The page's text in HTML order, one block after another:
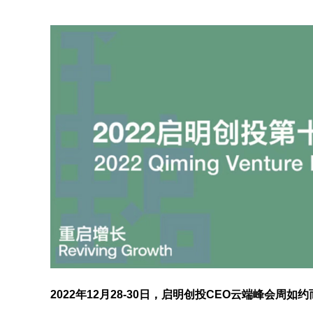
2022年12月28-30日，启明创投CEO云端峰会周如约